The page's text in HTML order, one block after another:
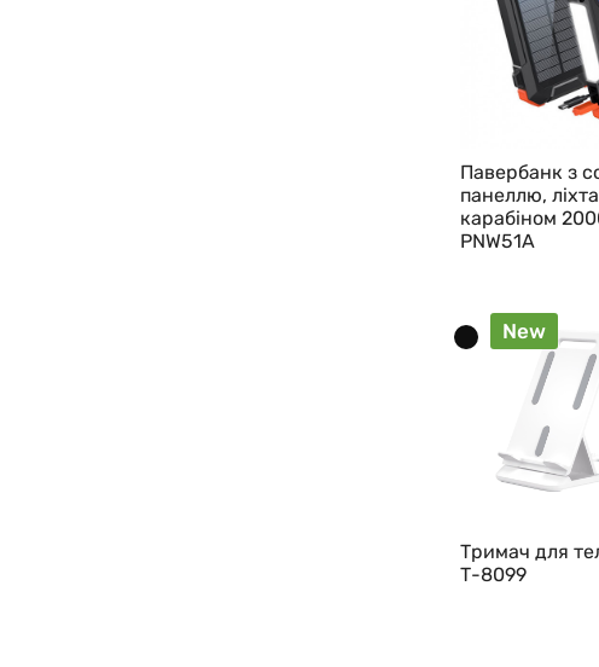
Павербанк з
панеллю,
карабіном
PNW51A
New
Тримач для
Т-8099